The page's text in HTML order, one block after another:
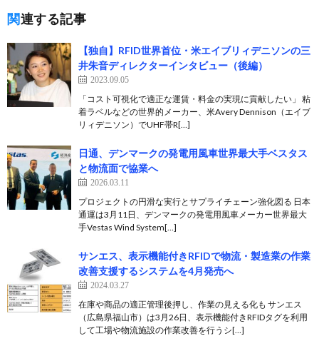
関連する記事
【独自】RFID世界首位・米エイブリィデニソンの三
井朱音ディレクターインタビュー（後編）
2023.09.05
「コスト可視化で適正な運賃・料金の実現に貢献したい」 粘
着ラベルなどの世界的メーカー、米Avery Dennison（エイブ
リィデニソン）でUHF帯R[…]
日通、デンマークの発電用風車世界最大手ベスタス
と物流面で協業へ
2026.03.11
プロジェクトの円滑な実行とサプライチェーン強化図る 日本
通運は3月11日、デンマークの発電用風車メーカー世界最大
手Vestas Wind System[…]
サンエス、表示機能付きRFIDで物流・製造業の作業
改善支援するシステムを4月発売へ
2024.03.27
在庫や商品の適正管理後押し、作業の見える化も サンエス
（広島県福山市）は3月26日、表示機能付きRFIDタグを利用
して工場や物流施設の作業改善を行うシ[…]